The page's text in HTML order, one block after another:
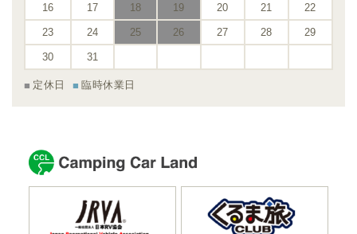
16 17 18 19 20 21 22
23 24 25 26 27 28 29
30 31
定休日 臨時休業日